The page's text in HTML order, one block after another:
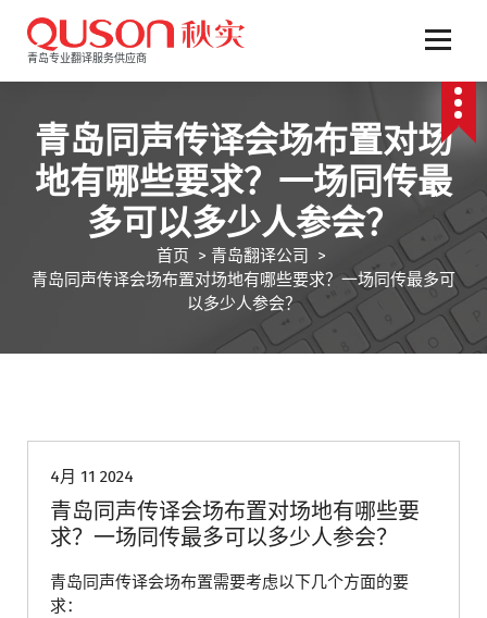
文
青岛专业翻译服务供应商
青岛同声传译会场布置对场
地有哪些要求？一场同传最
多可以多少人参会？
首页 > 青岛翻译公司
>
青岛同声传译会场布置对场地有哪些要求？一场同传最多可
以多少人参会？
4月 11 2024
青岛同声传译会场布置对场地有哪些要
求？一场同传最多可以多少人参会？
青岛同声传译会场布置需要考虑以下几个方面的要
求：